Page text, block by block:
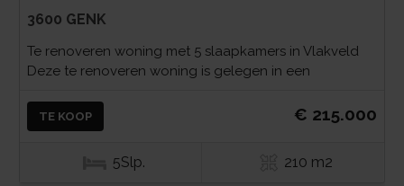
3600 GENK
Te renoveren woning met 5 slaapkamers in Vlakveld
Deze te renoveren woning is gelegen in een
TE KOOP € 215.000
5Slp. 210 m2